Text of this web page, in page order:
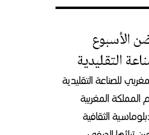
الأسبوع
التقليدية
للصناعة التقليدية
المملكة المغربية
الثقافية